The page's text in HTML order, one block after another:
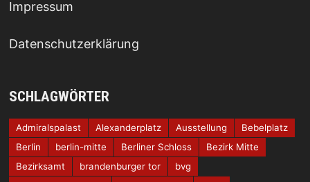
Impressum
Datenschutzerklärung
SCHLAGWÖRTER
Admiralspalast Alexanderplatz Ausstellung
Bebelplatz
Berlin
berlin-mitte Berliner Schloss
Bezirk Mitte
Bezirksamt
brandenburger tor
bvg